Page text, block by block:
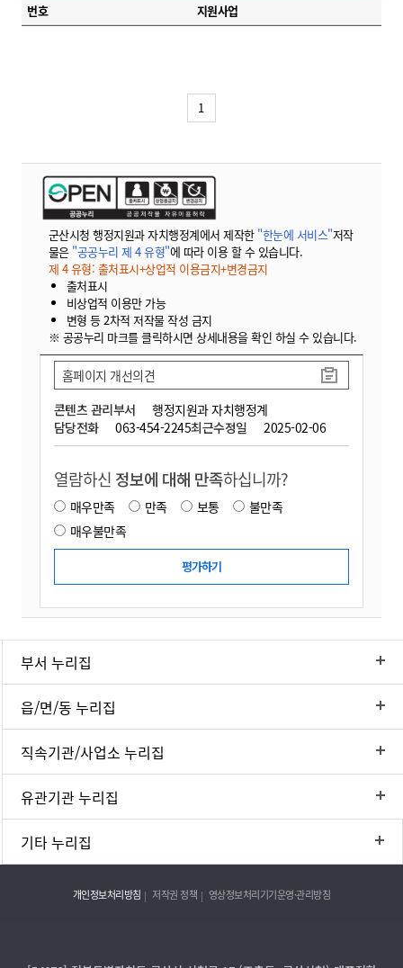
번호 지원사업
1
군산시청 행정지원과 자치행정계에서 제작한 "한눈에 서비스"저작
물은 "공공누리 제 4 유형"에 따라 이용 할 수 있습니다.
제 4 유형: 출처표시+상업적 이용금지+변경금지
출처표시
비상업적 이용만 가능
변형 등 2차적 저작물 작성 금지
※ 공공누리 마크를 클릭하시면 상세내용을 확인 하실 수 있습니다.
콘텐츠 관리부서
행정지원과 자치행정계
담당전화
063-454-2245최근수정일 2025-02-06
홈페이지 개선의견
열람하신 정보에 대해 만족하십니까?
매우만족 만족 보통
불만족
매우불만족
부서 누리집
읍/면/동 누리집
직속기관/사업소 누리집
유관기관 누리집
기타 누리집
개인정보처리방침 저작권 정책 영상정보처리기기운영·관리방침